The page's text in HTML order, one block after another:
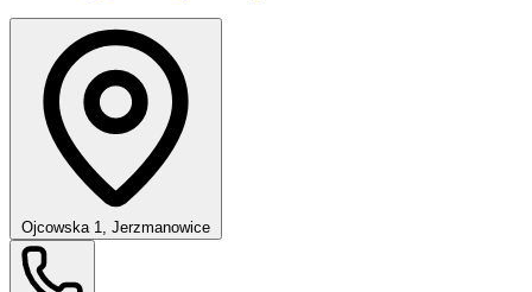
Ojcowska 1, Jerzmanowice